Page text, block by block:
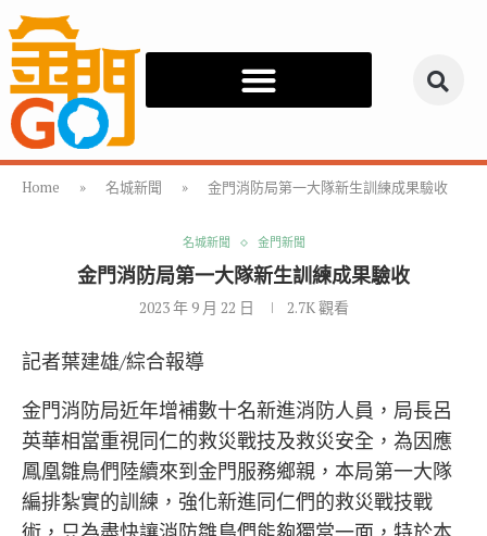
Home » 名城新聞 » 金門消防局第一大隊新生訓練成果驗收
名城新聞 金門新聞
金門消防局第一大隊新生訓練成果驗收
2023 年 9 月 22 日 2.7K觀看
記者葉建雄/綜合報導
金門消防局近年增補數十名新進消防人員，局長呂
英華相當重視同仁的救災戰技及救災安全，為因應
鳳凰雛鳥們陸續來到金門服務鄉親，本局第一大隊
編排紮實的訓練，強化新進同仁們的救災戰技戰